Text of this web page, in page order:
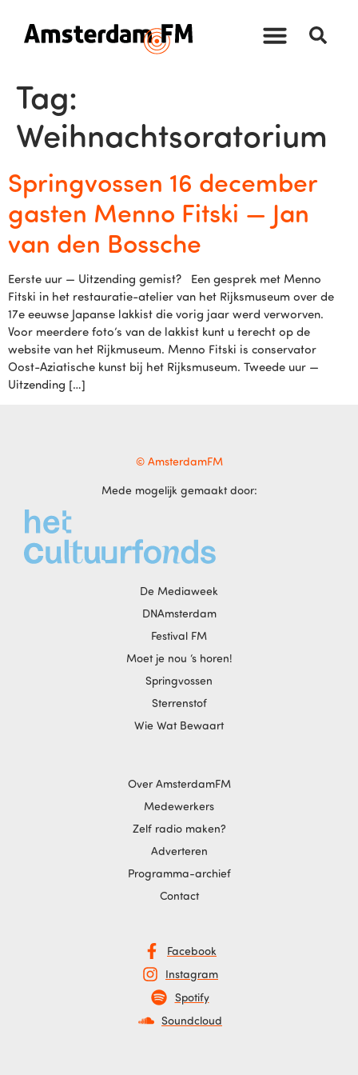
Tag:
Weihnachtsoratorium
Springvossen 16 december
gasten Menno Fitski — Jan
van den Bossche
Eerste uur — Uitzending gemist? Een gesprek met Menno
Fitski in het restauratie-atelier van het Rijksmuseum over de
17e eeuwse Japanse lakkist die vorig jaar werd verworven.
Voor meerdere foto’s van de lakkist kunt u terecht op de
website van het Rijkmuseum. Menno Fitski is conservator
Oost-Aziatische kunst bij het Rijksmuseum. Tweede uur —
Uitzending […]
© AmsterdamFM
Mede mogelijk gemaakt door:
De Mediaweek
DNAmsterdam
Festival FM
Moet je nou ‘s horen!
Springvossen
Sterrenstof
Wie Wat Bewaart
Over AmsterdamFM
Medewerkers
Zelf radio maken?
Adverteren
Programma-archief
Contact
Facebook
Instagram
Spotify
Soundcloud